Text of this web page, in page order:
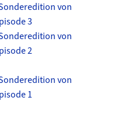
von
3
von
2
von
1